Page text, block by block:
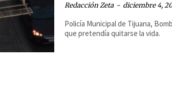
Redacción Zeta - diciembre 4,
Policía Municipal de Tijuana,
que pretendía quitarse la vida.